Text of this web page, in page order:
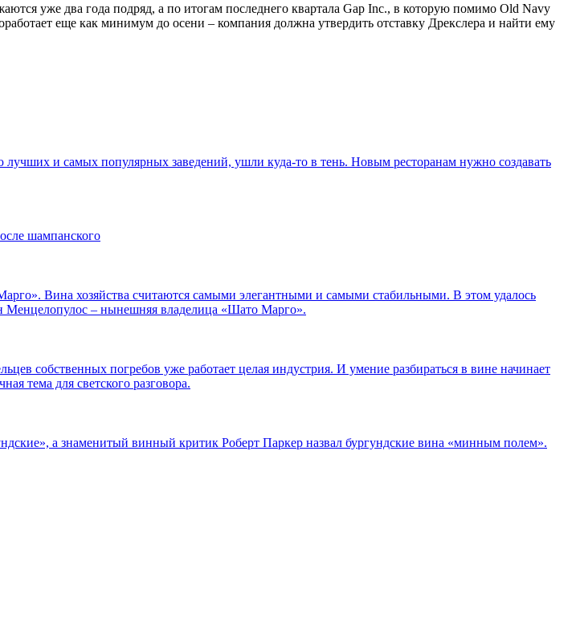
уже два года подряд, а по итогам последнего квартала Gap Inc., в которую помимо Old Navy
еще как минимум до осени – компания должна утвердить отставку Дрекслера и найти ему
и самых популярных заведений, ушли куда-то в тень. Новым ресторанам нужно создавать
шампанского
Вина хозяйства считаются самыми элегантными и самыми стабильными. В этом удалось
Менцелопулос – нынешняя владелица «Шато Марго».
собственных погребов уже работает целая индустрия. И умение разбираться в вине начинает
тема для светского разговора.
а знаменитый винный критик Роберт Паркер назвал бургундские вина «минным полем».